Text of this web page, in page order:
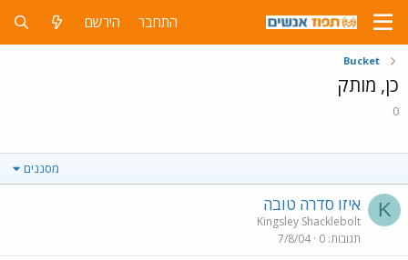
התחבר הירשם
Bucket
כן, מותק
0
מסננים
K איזו סדרה טובה
Kingsley Shacklebolt
תגובות 0
7/8/04